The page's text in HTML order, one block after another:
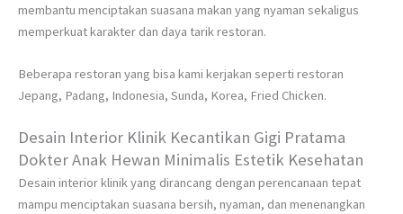
membantu menciptakan suasana makan yang nyaman sekaligus
memperkuat karakter dan daya tarik restoran.
Beberapa restoran yang bisa kami kerjakan seperti restoran
Jepang, Padang, Indonesia, Sunda, Korea, Fried Chicken.
Desain Interior Klinik Kecantikan Gigi Pratama
Dokter Anak Hewan Minimalis Estetik Kesehatan
Desain interior klinik yang dirancang dengan perencanaan tepat
mampu menciptakan suasana bersih, nyaman, dan menenangkan